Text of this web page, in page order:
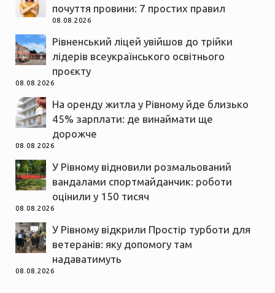
почуття провини: 7 простих правил
08.08.2026
Рівненський ліцей увійшов до трійки
лідерів всеукраїнського освітнього
проєкту
08.08.2026
На оренду житла у Рівному йде близько
45% зарплати: де винаймати ще
дорожче
08.08.2026
У Рівному відновили розмальований
вандалами спортмайданчик: роботи
оцінили у 150 тисяч
08.08.2026
У Рівному відкрили Простір турботи для
ветеранів: яку допомогу там
надаватимуть
08.08.2026